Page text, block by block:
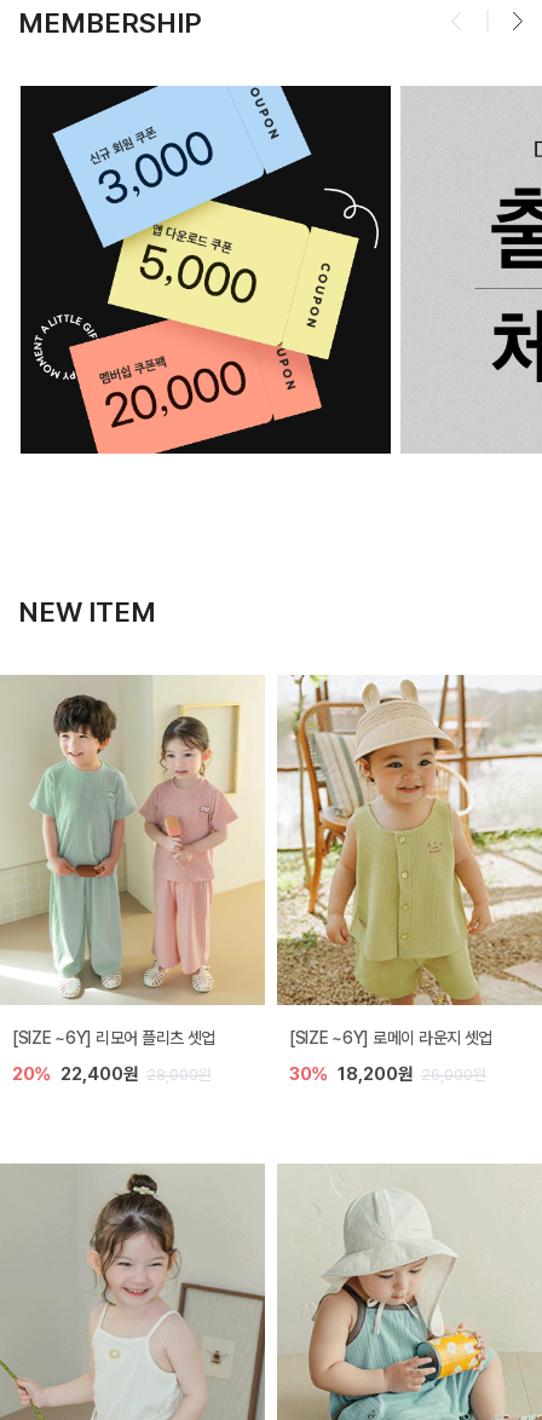
MEMBERSHIP
NEW ITEM
[SIZE ~6Y] 리모어 플리츠 셋업
20% 22,400원 28,000원
[SIZE ~6Y] 로메이 라운지 셋업
30% 18,200원 26,000원